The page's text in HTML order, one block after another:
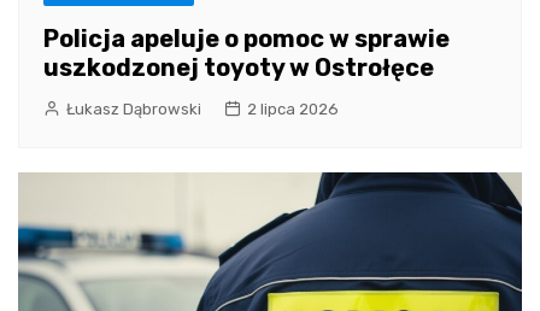
Policja apeluje o pomoc w sprawie
uszkodzonej toyoty w Ostrołęce
Łukasz Dąbrowski 2 lipca 2026